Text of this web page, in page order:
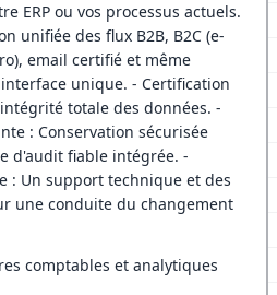
ERP ou vos processus actuels.
unifiée des flux B2B, B2C (e-
email certifié et même
unique. - Certification
totale des données. -
: Conservation sécurisée
d'audit fiable intégrée. -
: Un support technique et des
une conduite du changement
comptables et analytiques